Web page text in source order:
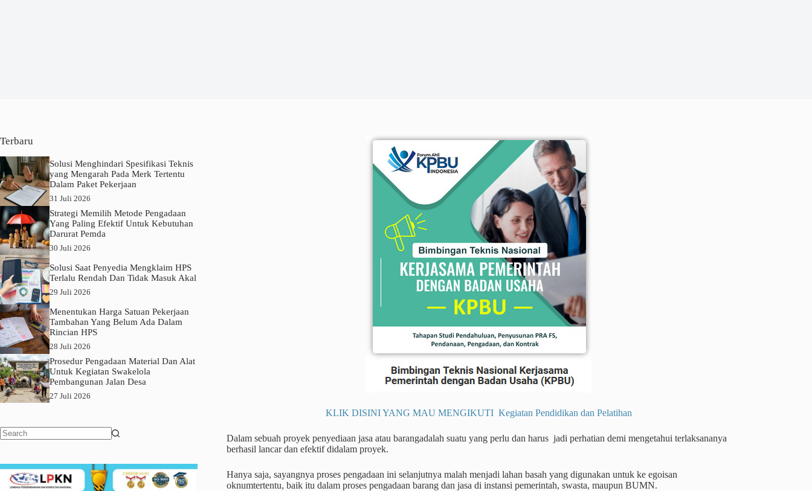
KLIK DISINI YANG MAU MENGIKUTI Kegiatan Pendidikan dan Pelatihan
Dalam sebuah proyek penyediaan jasa atau barangadalah suatu yang perlu dan harus jadi perhatian demi mengetahui terlaksananya
berhasil lancar dan efektif didalam proyek.
Hanya saja, sayangnya proses pengadaan ini selanjutnya malah menjadi lahan basah yang digunakan untuk ke egoisan
oknumtertentu, baik itu dalam proses pengadaan barang dan jasa di instansi pemerintah, swasta, maupun BUMN.
Terbaru
Solusi Menghindari Spesifikasi Teknis
yang Mengarah Pada Merk Tertentu
Dalam Paket Pekerjaan
31 Juli 2026
Strategi Memilih Metode Pengadaan
Yang Paling Efektif Untuk Kebutuhan
Darurat Pemda
30 Juli 2026
Solusi Saat Penyedia Mengklaim HPS
Terlalu Rendah Dan Tidak Masuk Akal
29 Juli 2026
Menentukan Harga Satuan Pekerjaan
Tambahan Yang Belum Ada Dalam
Rincian HPS
28 Juli 2026
Prosedur Pengadaan Material Dan Alat
Untuk Kegiatan Swakelola
Pembangunan Jalan Desa
27 Juli 2026